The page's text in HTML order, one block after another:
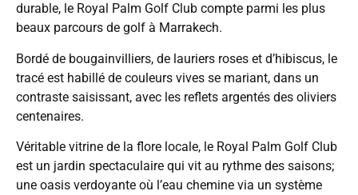
durable, le Royal Palm Golf Club compte parmi les plus
beaux parcours de golf à Marrakech.
Bordé de bougainvilliers, de lauriers roses et d’hibiscus, le
tracé est habillé de couleurs vives se mariant, dans un
contraste saisissant, avec les reflets argentés des oliviers
centenaires.
Véritable vitrine de la flore locale, le Royal Palm Golf Club
est un jardin spectaculaire qui vit au rythme des saisons;
une oasis verdoyante où l’eau chemine via un système